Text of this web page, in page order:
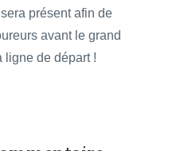
présent afin de
avant le grand
ligne de départ !